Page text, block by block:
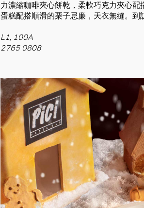
力濃縮咖啡夾心餅乾，柔軟巧克力夾心
蛋糕配搭順滑的栗子忌廉，天衣無縫。到
L1, 100A
2765 0808